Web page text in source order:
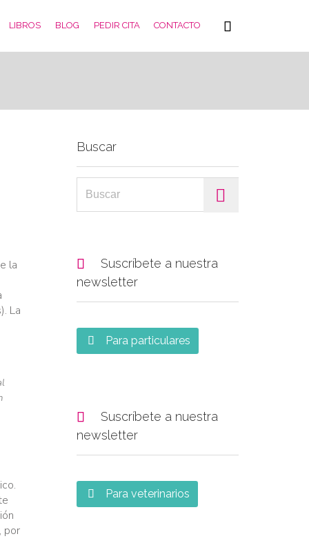
Skip
content
LIBROS BLOG PEDIR CITA CONTACTO 
la
La
por
Buscar

Suscríbete a nuestra
newsletter
 Para particulares

Suscríbete a nuestra
newsletter
 Para veterinarios